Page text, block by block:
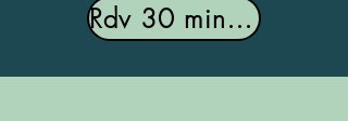
Rdv 30 minutes